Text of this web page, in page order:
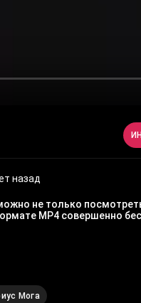
назад
не только
MP4 совершенно
Мога